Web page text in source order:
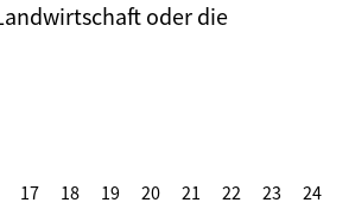
oder die
17 18 19 20 21 22 23
24